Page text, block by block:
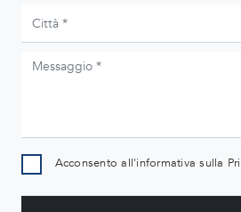
Acconsento all'informativa sulla